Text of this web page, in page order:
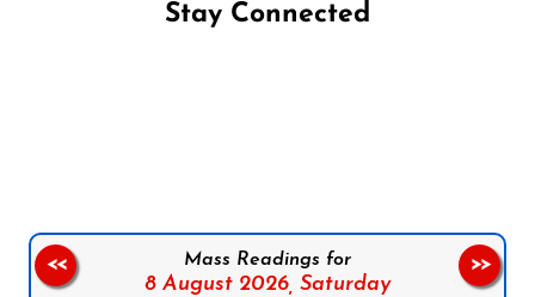
Stay Connected
Mass Readings for
8 August 2026, Saturday
<< >>